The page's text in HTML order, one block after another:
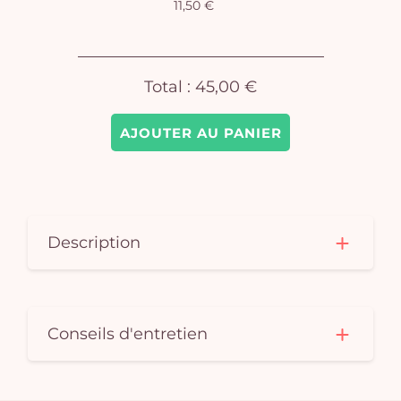
AJOUTER AU PANIER
11,50 €
Total : 45,00 €
Description
Conseils d'entretien